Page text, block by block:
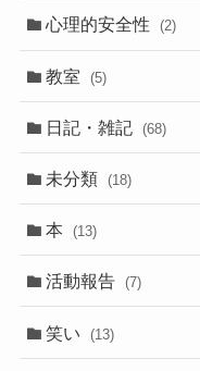
心理的安全性 (2)
教室 (5)
日記・雑記 (68)
未分類 (18)
本 (13)
活動報告 (7)
笑い (13)